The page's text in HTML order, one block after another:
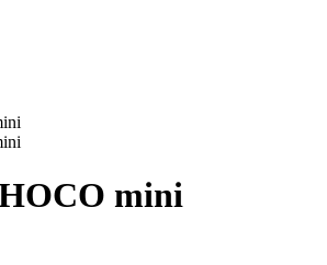
mini